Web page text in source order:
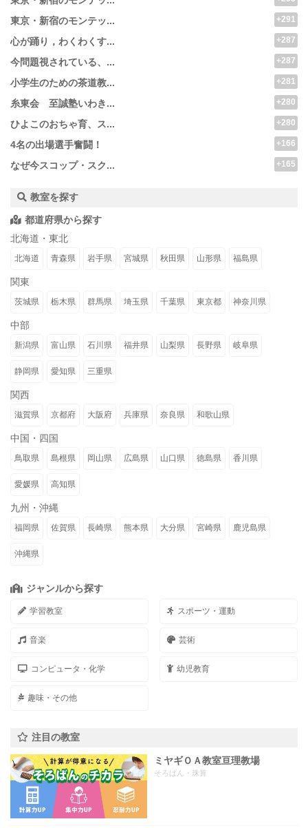
東京・新宿のモンテッ... +291
心が踊り，わくわくす... +287
今問題視されている、... +287
小学生のための茶道教... +281
糸東会 至誠塾いわき... +280
ひよこのおちゃ育、ス... +280
4名の出場選手奮闘！ +166
なぜ今スコップ・スク... +165
教室を探す
都道府県から探す
北海道・東北
北海道 青森県 岩手県 宮城県 秋田県 山形県 福島県
関東
茨城県 栃木県 群馬県 埼玉県 千葉県 東京都 神奈川県
中部
新潟県 富山県 石川県 福井県 山梨県 長野県 岐阜県
静岡県 愛知県 三重県
関西
滋賀県 京都府 大阪府 兵庫県 奈良県 和歌山県
中国・四国
鳥取県 島根県 岡山県 広島県 山口県 徳島県 香川県
愛媛県 高知県
九州・沖縄
福岡県 佐賀県 長崎県 熊本県 大分県 宮崎県 鹿児島県
沖縄県
ジャンルから探す
学習教室 スポーツ・運動
音楽 芸術
コンピュータ・化学 幼児教育
趣味・その他
注目の教室
ミヤギＯＡ教室亘理教場
そろばん・珠算